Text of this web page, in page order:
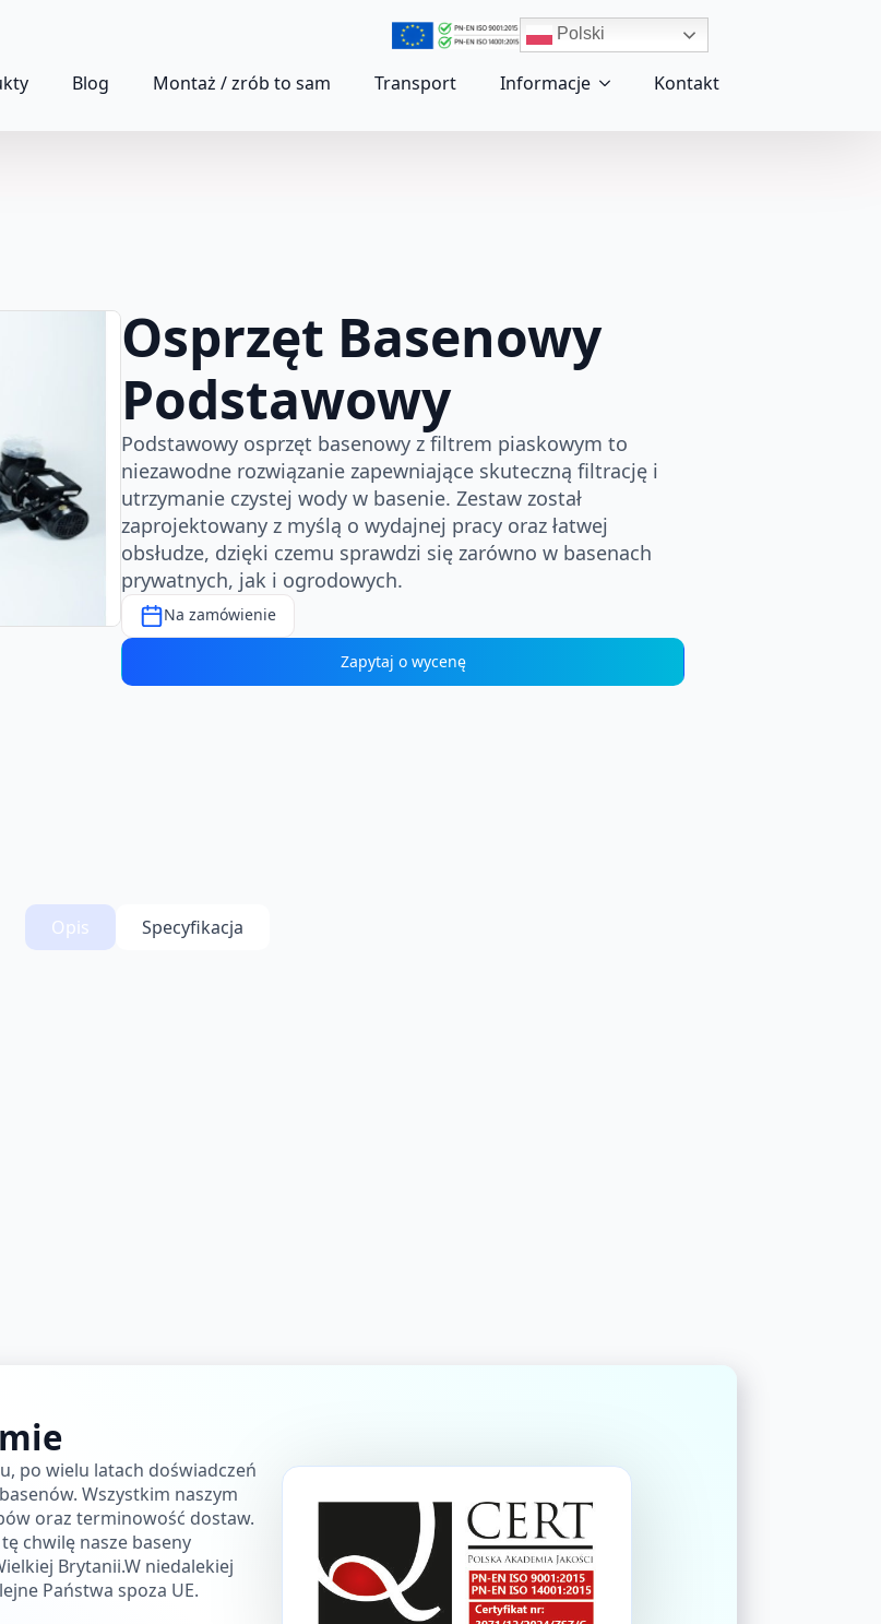
Polski
Blog Montaż / zrób to sam Transport Informacje Kontakt
Osprzęt Basenowy
Podstawowy
Podstawowy osprzęt basenowy z filtrem piaskowym to
niezawodne rozwiązanie zapewniające skuteczną filtrację i
utrzymanie czystej wody w basenie. Zestaw został
zaprojektowany z myślą o wydajnej pracy oraz łatwej
obsłudze, dzięki czemu sprawdzi się zarówno w basenach
prywatnych, jak i ogrodowych.
Na zamówienie
Zapytaj o wycenę
Opis Specyfikacja
po wielu latach doświadczeń
Wszystkim naszym
oraz terminowość dostaw.
chwilę nasze baseny
Brytanii.W niedalekiej
Państwa spoza UE.